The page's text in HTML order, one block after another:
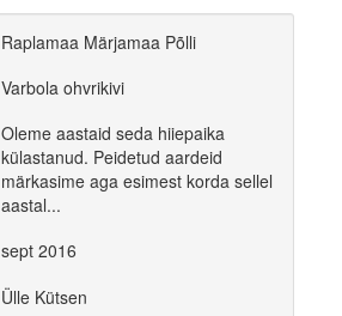
Raplamaa Märjamaa Põlli
Varbola ohvrikivi
Oleme aastaid seda hiiepaika
külastanud. Peidetud aardeid
märkasime aga esimest korda sellel
aastal...
sept 2016
Ülle Kütsen